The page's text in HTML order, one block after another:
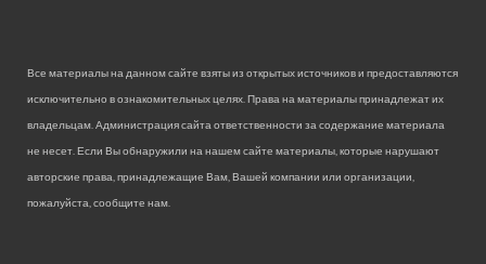
Все материалы на данном сайте взяты из открытых источников и предоставляются
исключительно в ознакомительных целях. Права на материалы принадлежат их
владельцам. Администрация сайта ответственности за содержание материала
не несет. Если Вы обнаружили на нашем сайте материалы, которые нарушают
авторские права, принадлежащие Вам, Вашей компании или организации,
пожалуйста, сообщите нам.